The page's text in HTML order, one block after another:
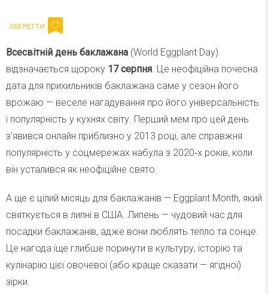
Всесвітній день баклажана (World Eggplant Day)
відзначається щороку 17 серпня. Це неофіційна почесна
дата для прихильників баклажана саме у сезон його
врожаю — веселе нагадування про його універсальність
і популярність у кухнях світу. Перший мем про цей день
з’явився онлайн приблизно у 2013 році, але справжня
популярність у соцмережах набула з 2020‑х років, коли
він усталився як неофіційне свято.
А ще є цілий місяць для баклажанів — Eggplant Month, який
святкується в липні в США. Липень — чудовий час для
посадки баклажанів, адже вони люблять тепло та сонце.
Це нагода іще глибше поринути в культуру, історію та
кулінарію цієї овочевої (або краще сказати — ягідної)
зірки.